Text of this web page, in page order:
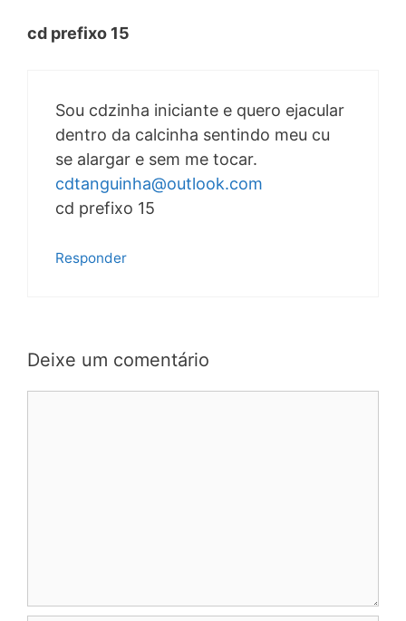
cd prefixo 15
Sou cdzinha iniciante e quero ejacular
dentro da calcinha sentindo meu cu
se alargar e sem me tocar.
cdtanguinha@outlook.com
cd prefixo 15
Responder
Deixe um comentário